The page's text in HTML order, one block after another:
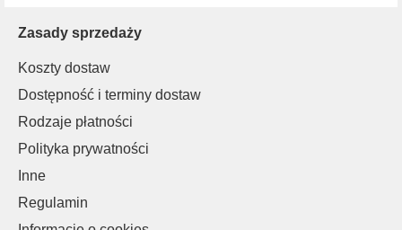
Zasady sprzedaży
Koszty dostaw
Dostępność i terminy dostaw
Rodzaje płatności
Polityka prywatności
Inne
Regulamin